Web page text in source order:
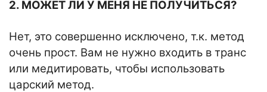
2. МОЖЕТ ЛИ У МЕНЯ НЕ ПОЛУЧИТЬСЯ?
Нет, это совершенно исключено, т.к. метод
очень прост. Вам не нужно входить в транс
или медитировать, чтобы использовать
царский метод.